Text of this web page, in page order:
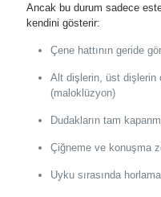
Ancak bu durum sadece
kendini gösterir:
Çene hattının geride
Alt dişlerin, üst dişlerin
(maloklüzyon)
Dudakların tam
Çiğneme ve konuşma
Uyku sırasında